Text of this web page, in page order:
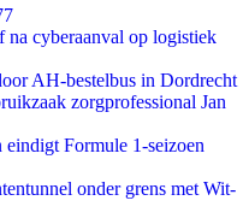
cyberaanval op logistiek
AH-bestelbus in Dordrecht
zorgprofessional Jan
Formule 1-seizoen
onder grens met Wit-